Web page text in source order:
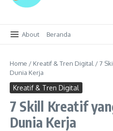
About Beranda
Home / Kreatif & Tren Digital /7
Dunia Kerja
Kreatif & Tren Digital
7 Skill Kreatif
Dunia Kerja